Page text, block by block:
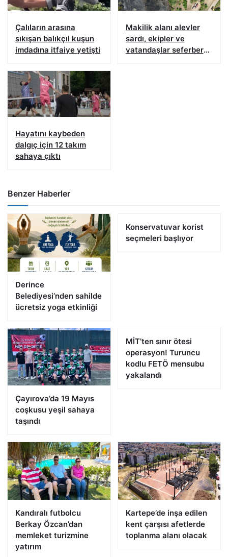
Çalıların arasına
sıkışan balıkçıl kuşun
imdadına itfaiye yetişti
Makilik alanı alevler
sardı, ekipler ve
vatandaşlar seferber
Hayatını kaybeden
dalgıç için 12 takım
sahaya çıktı
Benzer Haberler
Derince
Belediyesi’nden sahilde
ücretsiz yoga etkinliği
Konservatuvar korist
seçmeleri başlıyor
Çayırova’da 19 Mayıs
coşkusu yeşil sahaya
taşındı
MİT’ten sınır ötesi
operasyon! Turuncu
kodlu FETÖ mensubu
yakalandı
Kandıralı futbolcu
Berkay Özcan’dan
memleket turizmine
yatırım
Kartepe’de inşa edilen
kent çarşısı afetlerde
toplanma alanı olacak